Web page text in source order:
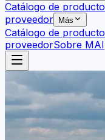
Catálogo de
proveedor
Más
Catálogo de
proveedorSobre MAI